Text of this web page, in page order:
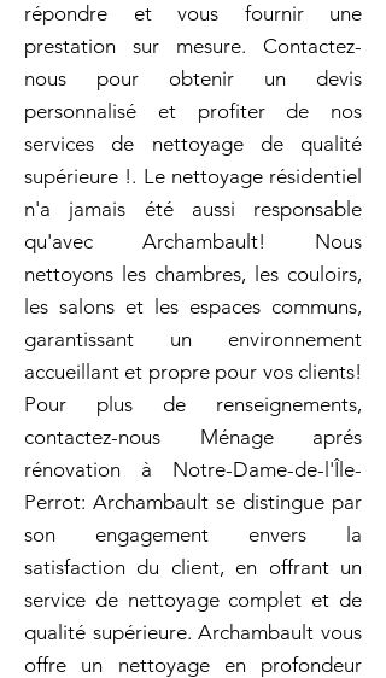
répondre et vous fournir une
prestation sur mesure. Contactez-
nous pour obtenir un devis
personnalisé et profiter de nos
services de nettoyage de qualité
supérieure !. Le nettoyage résidentiel
n'a jamais été aussi responsable
qu'avec Archambault! Nous
nettoyons les chambres, les couloirs,
les salons et les espaces communs,
garantissant un environnement
accueillant et propre pour vos clients!
Pour plus de renseignements,
contactez-nous Ménage aprés
rénovation à Notre-Dame-de-l'Île-
Perrot: Archambault se distingue par
son engagement envers la
satisfaction du client, en offrant un
service de nettoyage complet et de
qualité supérieure. Archambault vous
offre un nettoyage en profondeur